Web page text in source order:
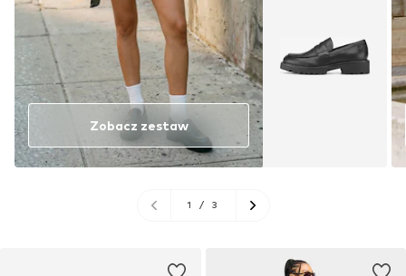
Zobacz zestaw
1 / 3